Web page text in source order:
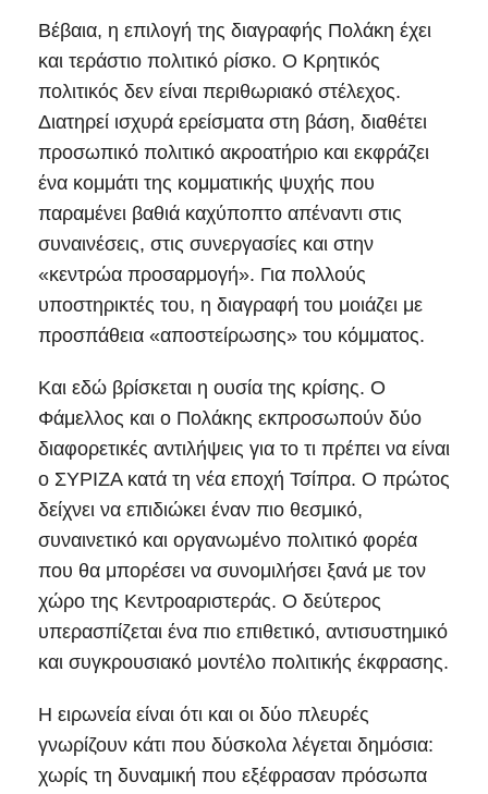
Βέβαια, η επιλογή της διαγραφής Πολάκη έχει
και τεράστιο πολιτικό ρίσκο. Ο Κρητικός
πολιτικός δεν είναι περιθωριακό στέλεχος.
Διατηρεί ισχυρά ερείσματα στη βάση, διαθέτει
προσωπικό πολιτικό ακροατήριο και εκφράζει
ένα κομμάτι της κομματικής ψυχής που
παραμένει βαθιά καχύποπτο απέναντι στις
συναινέσεις, στις συνεργασίες και στην
«κεντρώα προσαρμογή». Για πολλούς
υποστηρικτές του, η διαγραφή του μοιάζει με
προσπάθεια «αποστείρωσης» του κόμματος.
Και εδώ βρίσκεται η ουσία της κρίσης. Ο
Φάμελλος και ο Πολάκης εκπροσωπούν δύο
διαφορετικές αντιλήψεις για το τι πρέπει να είναι
ο ΣΥΡΙΖΑ κατά τη νέα εποχή Τσίπρα. Ο πρώτος
δείχνει να επιδιώκει έναν πιο θεσμικό,
συναινετικό και οργανωμένο πολιτικό φορέα
που θα μπορέσει να συνομιλήσει ξανά με τον
χώρο της Κεντροαριστεράς. Ο δεύτερος
υπερασπίζεται ένα πιο επιθετικό, αντισυστημικό
και συγκρουσιακό μοντέλο πολιτικής έκφρασης.
Η ειρωνεία είναι ότι και οι δύο πλευρές
γνωρίζουν κάτι που δύσκολα λέγεται δημόσια:
χωρίς τη δυναμική που εξέφρασαν πρόσωπα